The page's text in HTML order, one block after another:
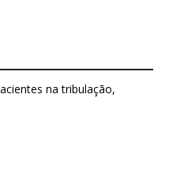
na tribulação,